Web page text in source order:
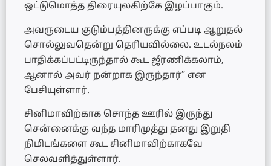
ஒட்டுமொத்த திரையுலகிற்கே இழப்பாகும்.
அவருடைய குடும்பத்தினருக்கு எப்படி ஆறுதல்
சொல்லுவதென்று தெரியவில்லை. உடல்நலம்
பாதிக்கப்பட்டிருந்தால் கூட ஜீரணிக்கலாம்,
ஆனால் அவர் நன்றாக இருந்தார்” என
பேசியுள்ளார்.
சினிமாவிற்காக சொந்த ஊரில் இருந்து
சென்னைக்கு வந்த மாரிமுத்து தனது இறுதி
நிமிடங்களை கூட சினிமாவிற்காகவே
செலவளித்துள்ளார்.